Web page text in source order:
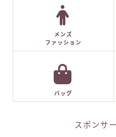
メンズ
ファッション
バッグ
スポンサ